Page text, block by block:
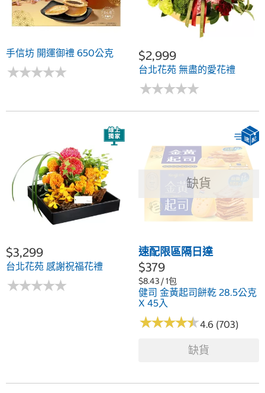
手信坊 開運御禮 650公克
★★★★★
★★★★★
$2,999
台北花苑 無盡的愛花禮
★★★★★
★★★★★
$3,299
台北花苑 感謝祝福花禮
★★★★★
★★★★★
缺貨
速配限區隔日達
$379
$8.43 / 1包
健司 金黃起司餅乾 28.5公克
X 45入
★★★★★
★★★★★4.6 (703)
缺貨